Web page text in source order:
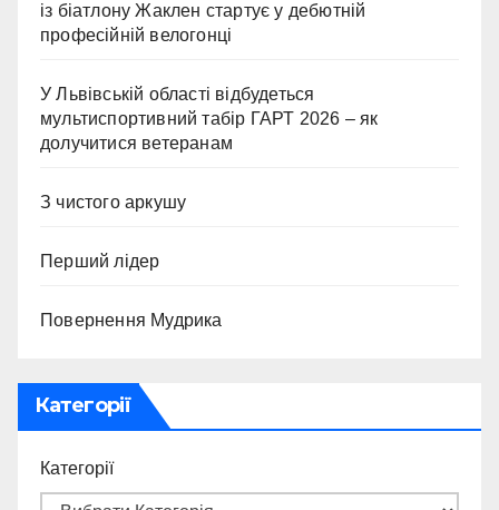
із біатлону Жаклен стартує у дебютній
професійній велогонці
У Львівській області відбудеться
мультиспортивний табір ГАРТ 2026 – як
долучитися ветеранам
З чистого аркушу
Перший лідер
Повернення Мудрика
Категорії
Категорії